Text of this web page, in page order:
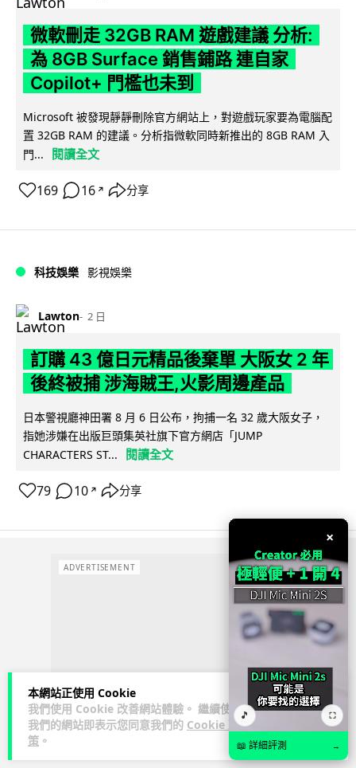
本網站正使用 Cookie
我們使用 Cookie 改善網站體驗。 繼續使用
我們的網站即表示您同意我們的 Cookie 政
策 。
微軟刪走 32GB RAM 遊戲建議 分析:
為 8GB Surface 銷售鋪路 連自家
Copilot+ 門檻也未到
Microsoft 被發現靜靜刪除官方網站上，對遊戲玩家要為電腦配
置 32GB RAM 的建議。分析指微軟同時新推出的 8GB RAM 入
門...
閱讀全文
169 16 ↗ 分享
科技娛樂 影視娛樂
Lawton 2 日
訂購 43 億日元精品後棄單 大阪女 2 年
後終被捕 涉海賊王,火影周邊產品
日本警視廳神田署 8 月 6 日公布，拘捕一名 32 歲大阪女子，
指她涉嫌在出版巨頭集英社旗下官方網店「JUMP
CHARACTERS ST...
閱讀全文
79 10 ↗ 分享
ADVERTISEMENT
×
🎵 ⛶
📖 詳細評測 →